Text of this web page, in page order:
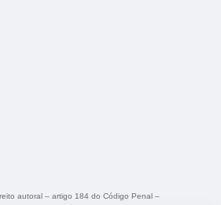
autoral – artigo 184 do Código Penal –